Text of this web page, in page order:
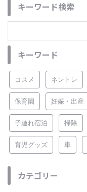
キーワード検索
キーワード
コスメ ネントレ
保育園 妊娠・出産
子連れ宿泊 掃除
育児グッズ 車
カテゴリー